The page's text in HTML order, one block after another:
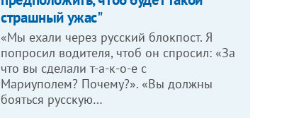
страшный ужас"
«Мы ехали через русский блокпост. Я
попросил водителя, чтоб он спросил: «За
что вы сделали т-а-к-о-е с
Мариуполем? Почему?». «Вы должны
бояться русскую…